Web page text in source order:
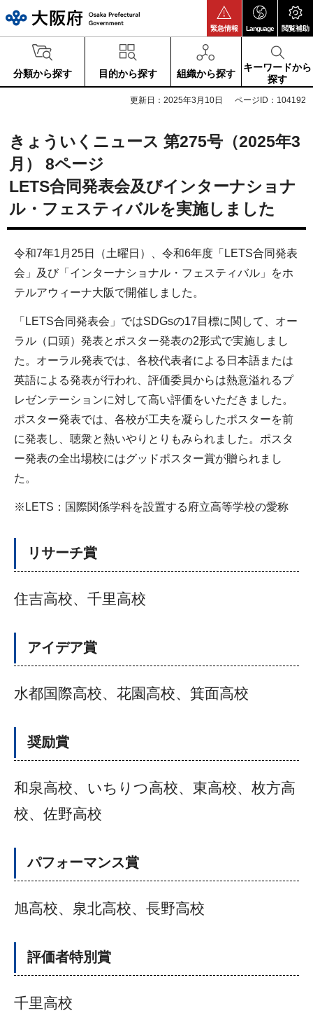
緊急情報 Language 閲覧補助
分類から探す 目的から探す 組織から探す
キーワードから
探す
更新日：2025年3月10日 ページID：104192
きょういくニュース 第275号（2025年3
月） 8ページ
LETS合同発表会及びインターナショナ
ル・フェスティバルを実施しました
令和7年1月25日（土曜日）、令和6年度「LETS合同発表
会」及び「インターナショナル・フェスティバル」をホ
テルアウィーナ大阪で開催しました。
「LETS合同発表会」ではSDGsの17目標に関して、オー
ラル（口頭）発表とポスター発表の2形式で実施しまし
た。オーラル発表では、各校代表者による日本語または
英語による発表が行われ、評価委員からは熱意溢れるプ
レゼンテーションに対して高い評価をいただきました。
ポスター発表では、各校が工夫を凝らしたポスターを前
に発表し、聴衆と熱いやりとりもみられました。ポスタ
ー発表の全出場校にはグッドポスター賞が贈られまし
た。
※LETS：国際関係学科を設置する府立高等学校の愛称
リサーチ賞
住吉高校、千里高校
アイデア賞
水都国際高校、花園高校、箕面高校
奨励賞
和泉高校、いちりつ高校、東高校、枚方高
校、佐野高校
パフォーマンス賞
旭高校、泉北高校、長野高校
評価者特別賞
千里高校